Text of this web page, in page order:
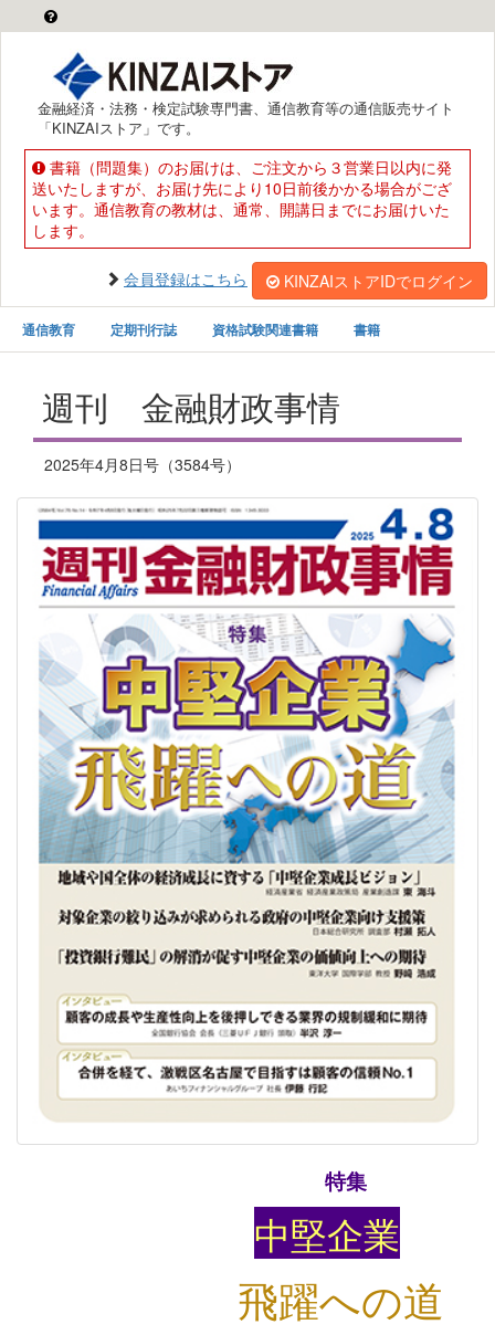
金融経済・法務・検定試験専門書、通信教育等の通信販売サイト
「KINZAIストア」です。
書籍（問題集）のお届けは、ご注文から３営業日以内に発
送いたしますが、お届け先により10日前後かかる場合がござ
います。通信教育の教材は、通常、開講日までにお届けいた
します。
会員登録はこちら KINZAIストアIDでログイン
通信教育 定期刊行誌 資格試験関連書籍 書籍
週刊 金融財政事情
2025年4月8日号（3584号）
特集
中堅企業
飛躍への道